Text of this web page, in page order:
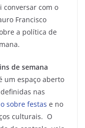
conversar com o
Francisco
a política de
de semana
um espaço aberto
nas
sobre festas e no
culturais. O